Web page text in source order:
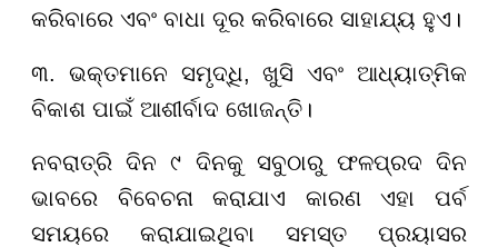
କରିବାରେ ଏବଂ ବାଧା ଦୂର କରିବାରେ ସାହାଯ୍ୟ ହୁଏ।
୩. ଭକ୍ତମାନେ ସମୃଦ୍ଧି, ଖୁସି ଏବଂ ଆଧ୍ୟାତ୍ମିକ
ବିକାଶ ପାଇଁ ଆଶୀର୍ବାଦ ଖୋଜନ୍ତି।
ନବରାତ୍ରି ଦିନ ୯ ଦିନକୁ ସବୁଠାରୁ ଫଳପ୍ରଦ ଦିନ
ଭାବରେ ବିବେଚନା କରାଯାଏ କାରଣ ଏହା ପର୍ବ
ସମୟରେ କରାଯାଇଥିବା ସମସ୍ତ ପ୍ରୟାସର